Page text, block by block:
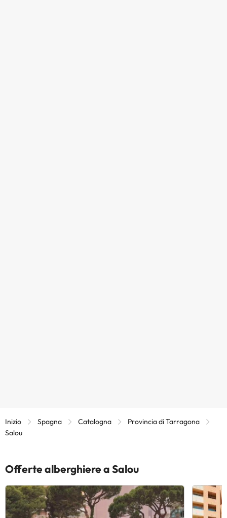
Inizio Spagna Catalogna
Provincia di Tarragona
Salou
Offerte alberghiere a Salou